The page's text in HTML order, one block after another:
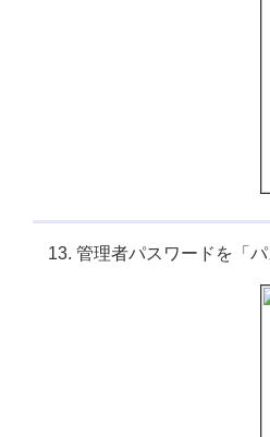
管理者パスワードを「